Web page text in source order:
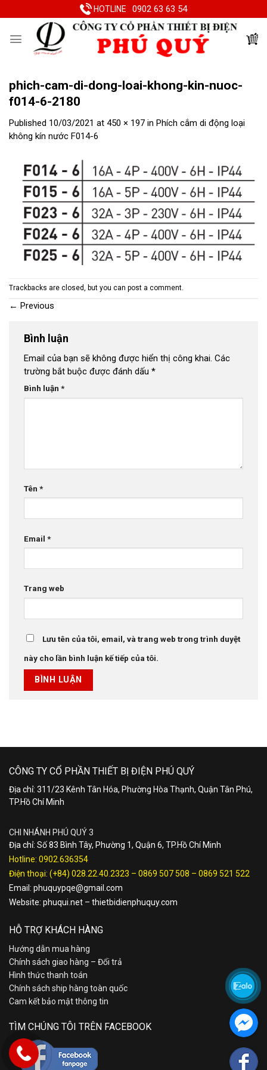
to
HOTLINE 0902 63 63 54
phich-cam-di-dong-loai-khong-kin-nuoc-
f014-6-2180
Published 10/03/2021 at 450 × 197 in Phích cắm di động loại
không kín nước F014-6
Trackbacks are closed, but you can post a comment.
← Previous
Bình luận
Email của bạn sẽ không được hiển thị công khai. Các
trường bắt buộc được đánh dấu *
Bình luận *
Tên *
Email *
Trang web
Lưu tên của tôi, email, và trang web trong trình duyệt
này cho lần bình luận kế tiếp của tôi.
CÔNG TY CỔ PHẦN THIẾT BỊ ĐIỆN PHÚ QUÝ
Địa chỉ: 311/23 Kênh Tân Hóa, Phường Hòa Thạnh, Quận Tân Phú,
TP.Hồ Chí Minh
CHI NHÁNH PHÚ QUÝ 3
Địa chỉ: Số 83 Bình Tây, Phường 1, Quận 6, TP.Hồ Chí Minh
Hotline: 0902.636354
Điện thoại: (+84) 028.22.40.2323 – 0869 507 508 – 0869 521 522
Email: phuquypqe@gmail.com
Website: phuqui.net – thietbidienphuquy.com
HỖ TRỢ KHÁCH HÀNG
Hướng dẫn mua hàng
Chính sách giao hàng – Đổi trả
Hình thức thanh toán
Chính sách ship hàng toàn quốc
Cam kết bảo mật thông tin
TÌM CHÚNG TÔI TRÊN FACEBOOK